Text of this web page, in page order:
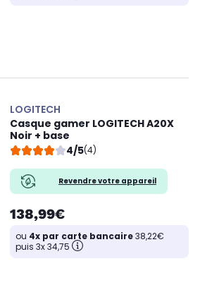
LOGITECH
Casque gamer LOGITECH A20X
Noir + base
4/5(4)
Revendre votre appareil
138,99€
ou 4x par carte bancaire38,22€
puis 3x 34,75